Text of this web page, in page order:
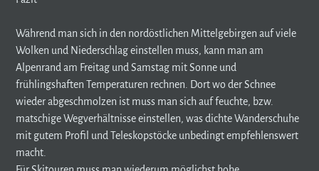
Während man sich in den nordöstlichen Mittelgebirgen auf viele
Wolken und Niederschlag einstellen muss, kann man am
Alpenrand am Freitag und Samstag mit Sonne und
frühlingshaften Temperaturen rechnen. Dort wo der Schnee
wieder abgeschmolzen ist muss man sich auf feuchte, bzw.
matschige Wegverhältnisse einstellen, was dichte Wanderschuhe
mit gutem Profil und Teleskopstöcke unbedingt empfehlenswert
macht.